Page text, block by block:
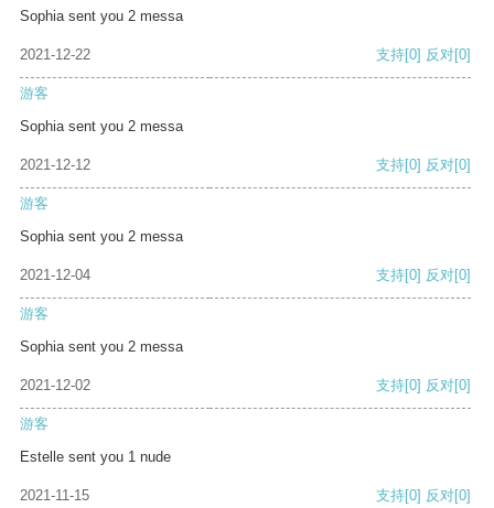
Sophia sent you 2 messa
2021-12-22 支持[0] 反对[0]
游客
Sophia sent you 2 messa
2021-12-12 支持[0] 反对[0]
游客
Sophia sent you 2 messa
2021-12-04 支持[0] 反对[0]
游客
Sophia sent you 2 messa
2021-12-02 支持[0] 反对[0]
游客
Estelle sent you 1 nude
2021-11-15 支持[0] 反对[0]